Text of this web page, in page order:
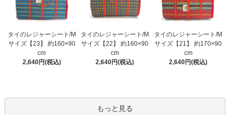
タイのレジャーシート/M
サイズ【23】 約160×90
cm
2,640円(税込)
タイのレジャーシート/M
サイズ【22】 約160×90
cm
2,640円(税込)
タイのレジャーシート/M
サイズ【21】 約170×90
cm
2,640円(税込)
もっと見る